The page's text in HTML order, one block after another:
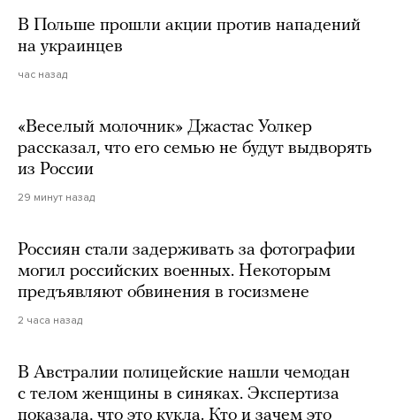
В Польше прошли акции против нападений
на украинцев
час назад
«Веселый молочник» Джастас Уолкер
рассказал, что его семью не будут выдворять
из России
29 минут назад
Россиян стали задерживать за фотографии
могил российских военных. Некоторым
предъявляют обвинения в госизмене
2 часа назад
В Австралии полицейские нашли чемодан
с телом женщины в синяках. Экспертиза
показала, что это кукла. Кто и зачем это